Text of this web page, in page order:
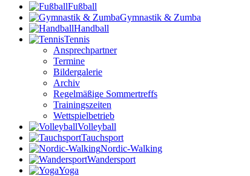
Fußball
Gymnastik & Zumba
Handball
Tennis
Ansprechpartner
Termine
Bildergalerie
Archiv
Regelmäßige Sommertreffs
Trainingszeiten
Wettspielbetrieb
Volleyball
Tauchsport
Nordic-Walking
Wandersport
Yoga